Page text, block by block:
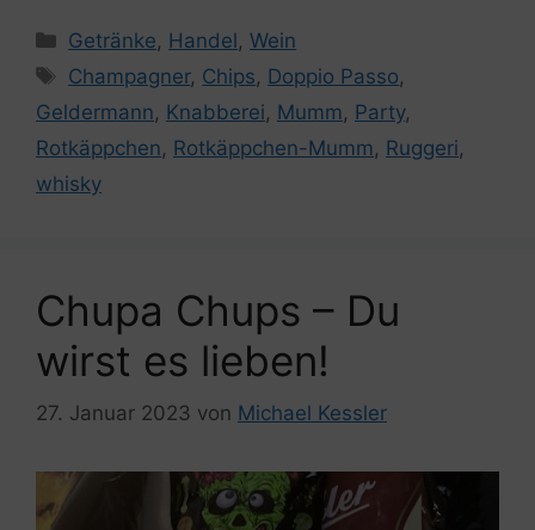
Kategorien
Getränke, Handel,Wein
Schlagwörter
Champagner, Chips, Doppio Passo,
Geldermann, Knabberei, Mumm, Party,
Rotkäppchen, Rotkäppchen-Mumm, Ruggeri,
whisky
Chupa Chups – Du
wirst es lieben!
27. Januar 2023 von Michael Kessler